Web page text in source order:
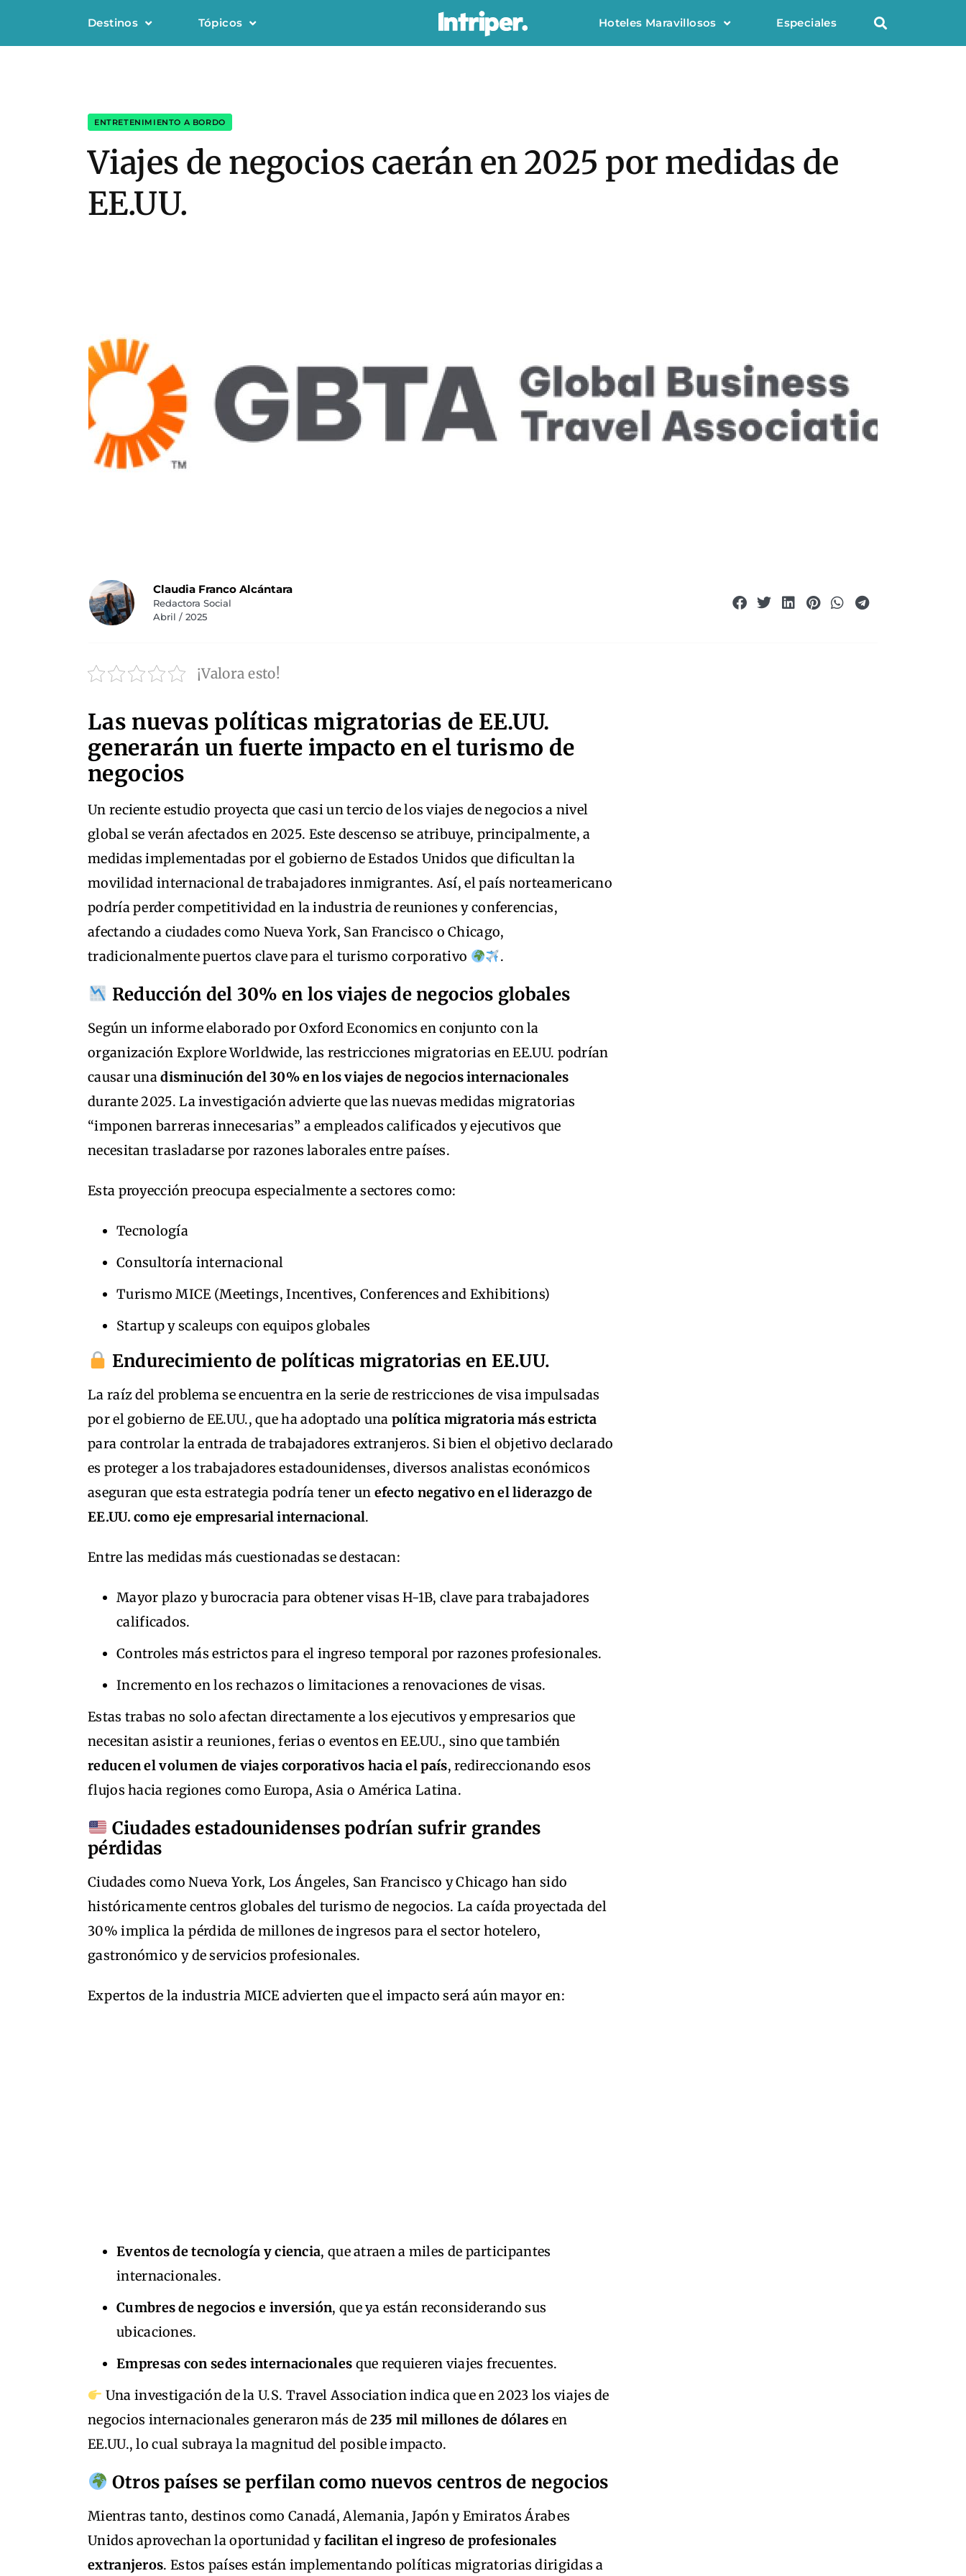
Destinos Tópicos Hoteles Maravillosos Especiales
ENTRETENIMIENTO A BORDO
Viajes de negocios caerán en 2025 por medidas de
EE.UU.
Claudia Franco Alcántara
Redactora Social
Abril / 2025
¡Valora esto!
Las nuevas políticas migratorias de EE.UU.
generarán un fuerte impacto en el turismo de
negocios
Un reciente estudio proyecta que casi un tercio de los viajes de negocios a nivel
global se verán afectados en 2025. Este descenso se atribuye, principalmente, a
medidas implementadas por el gobierno de Estados Unidos que dificultan la
movilidad internacional de trabajadores inmigrantes. Así, el país norteamericano
podría perder competitividad en la industria de reuniones y conferencias,
afectando a ciudades como Nueva York, San Francisco o Chicago,
tradicionalmente puertos clave para el turismo corporativo
.
Reducción del 30% en los viajes de negocios globales
Según un informe elaborado por Oxford Economics en conjunto con la
organización Explore Worldwide, las restricciones migratorias en EE.UU. podrían
causar unadisminución del 30% en los viajes de negocios internacionales
durante 2025. La investigación advierte que las nuevas medidas migratorias
“imponen barreras innecesarias” a empleados calificados y ejecutivos que
necesitan trasladarse por razones laborales entre países.
Esta proyección preocupa especialmente a sectores como:
Tecnología
Consultoría internacional
Turismo MICE (Meetings, Incentives, Conferences and Exhibitions)
Startup y scaleups con equipos globales
Endurecimiento de políticas migratorias en EE.UU.
La raíz del problema se encuentra en la serie de restricciones de visa impulsadas
por el gobierno de EE.UU., que ha adoptado unapolítica migratoria más estricta
para controlar la entrada de trabajadores extranjeros. Si bien el objetivo declarado
es proteger a los trabajadores estadounidenses, diversos analistas económicos
aseguran que esta estrategia podría tener un efecto negativo en el liderazgo de
EE.UU. como eje empresarial internacional.
Entre las medidas más cuestionadas se destacan:
Mayor plazo y burocracia para obtener visas H-1B, clave para trabajadores
calificados.
Controles más estrictos para el ingreso temporal por razones profesionales.
Incremento en los rechazos o limitaciones a renovaciones de visas.
Estas trabas no solo afectan directamente a los ejecutivos y empresarios que
necesitan asistir a reuniones, ferias o eventos en EE.UU., sino que también
reducen el volumen de viajes corporativos hacia el país, redireccionando esos
flujos hacia regiones como Europa, Asia o América Latina.
Ciudades estadounidenses podrían sufrir grandes
pérdidas
Ciudades como Nueva York, Los Ángeles, San Francisco y Chicago han sido
históricamente centros globales del turismo de negocios. La caída proyectada del
30% implica la pérdida de millones de ingresos para el sector hotelero,
gastronómico y de servicios profesionales.
Expertos de la industria MICE advierten que el impacto será aún mayor en:
Eventos de tecnología y ciencia, que atraen a miles de participantes
internacionales.
Cumbres de negocios e inversión, que ya están reconsiderando sus
ubicaciones.
Empresas con sedes internacionales que requieren viajes frecuentes.
Una investigación de la U.S. Travel Association indica que en 2023 los viajes de
negocios internacionales generaron más de 235 mil millones de dólares en
EE.UU., lo cual subraya la magnitud del posible impacto.
Otros países se perfilan como nuevos centros de negocios
Mientras tanto, destinos como Canadá, Alemania, Japón y Emiratos Árabes
Unidos aprovechan la oportunidad yfacilitan el ingreso de profesionales
extranjeros. Estos países están implementando políticas migratorias dirigidas a